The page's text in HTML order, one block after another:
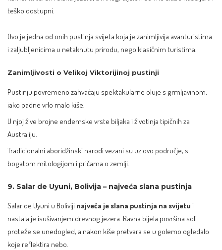
teško dostupni.
Ovo je jedna od onih pustinja svijeta koja je zanimljivija avanturistima
i zaljubljenicima u netaknutu prirodu, nego klasičnim turistima.
Zanimljivosti o Velikoj Viktorijinoj pustinji
Pustinju povremeno zahvaćaju spektakularne oluje s grmljavinom,
iako padne vrlo malo kiše.
U njoj žive brojne endemske vrste biljaka i životinja tipičnih za
Australiju.
Tradicionalni aboridžinski narodi vezani su uz ovo područje, s
bogatom mitologijom i pričama o zemlji.
9. Salar de Uyuni, Bolivija – najveća slana pustinja
Salar de Uyuni u Boliviji najveća je slana pustinja na svijetu i
nastala je isušivanjem drevnog jezera. Ravna bijela površina soli
proteže se unedogled, a nakon kiše pretvara se u golemo ogledalo
koje reflektira nebo.